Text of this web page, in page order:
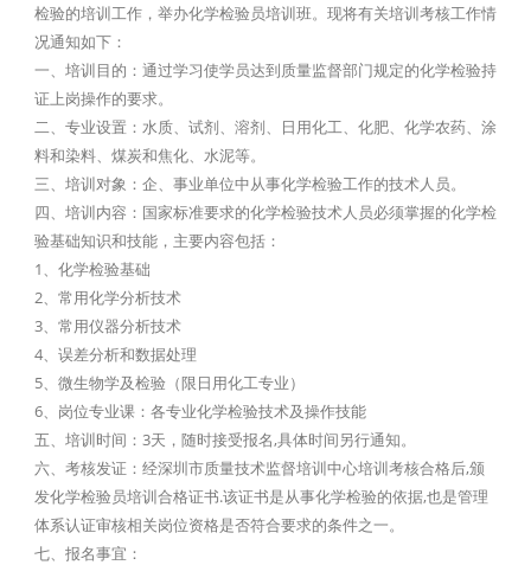
检验的培训工作，举办化学检验员培训班。现将有关培训考核工作情
况通知如下：
一、培训目的：通过学习使学员达到质量监督部门规定的化学检验持
证上岗操作的要求。
二、专业设置：水质、试剂、溶剂、日用化工、化肥、化学农药、涂
料和染料、煤炭和焦化、水泥等。
三、培训对象：企、事业单位中从事化学检验工作的技术人员。
四、培训内容：国家标准要求的化学检验技术人员必须掌握的化学检
验基础知识和技能，主要内容包括：
1、化学检验基础
2、常用化学分析技术
3、常用仪器分析技术
4、误差分析和数据处理
5、微生物学及检验（限日用化工专业）
6、岗位专业课：各专业化学检验技术及操作技能
五、培训时间：3天，随时接受报名,具体时间另行通知。
六、考核发证：经深圳市质量技术监督培训中心培训考核合格后,颁
发化学检验员培训合格证书.该证书是从事化学检验的依据,也是管理
体系认证审核相关岗位资格是否符合要求的条件之一。
七、报名事宜：